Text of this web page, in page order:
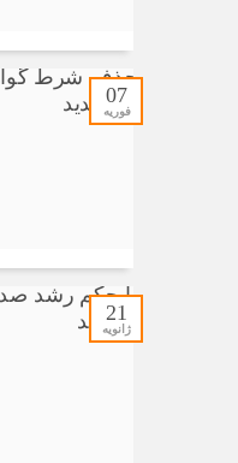
07
فوریه
21
ژانویه